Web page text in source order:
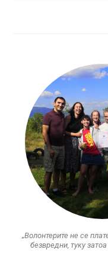
„Волонтерите не се
безвредни, туку